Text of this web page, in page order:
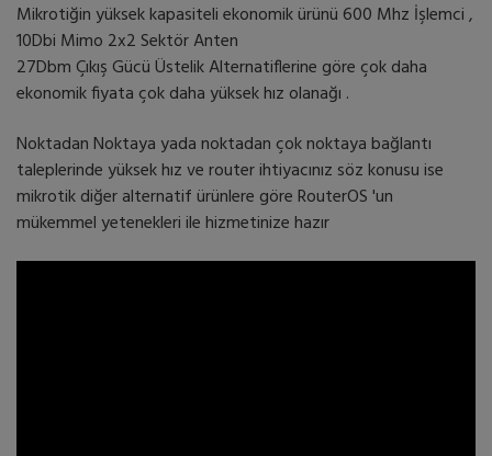
Mikrotiğin yüksek kapasiteli ekonomik ürünü 600 Mhz İşlemci ,
10Dbi Mimo 2x2 Sektör Anten
27Dbm Çıkış Gücü Üstelik Alternatiflerine göre çok daha
ekonomik fiyata çok daha yüksek hız olanağı .
Noktadan Noktaya yada noktadan çok noktaya bağlantı
taleplerinde yüksek hız ve router ihtiyacınız söz konusu ise
mikrotik diğer alternatif ürünlere göre RouterOS 'un
mükemmel yetenekleri ile hizmetinize hazır